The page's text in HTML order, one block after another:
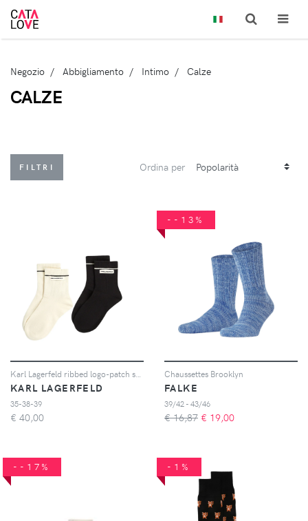
Negozio Abbigliamento Intimo Calze
CALZE
FILTRI Ordina per
Karl Lagerfeld ribbed logo-patch socks (set of two) - Toni neutri
KARL LAGERFELD
35-38-39
€ 40,00
--13%
Chaussettes Brooklyn
FALKE
39/42 - 43/46
€ 16,87 € 19,00
--17% -1%